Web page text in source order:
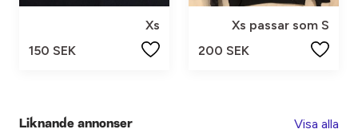
Xs
150 SEK
Xs passar som S
200 SEK
Liknande annonser Visa alla